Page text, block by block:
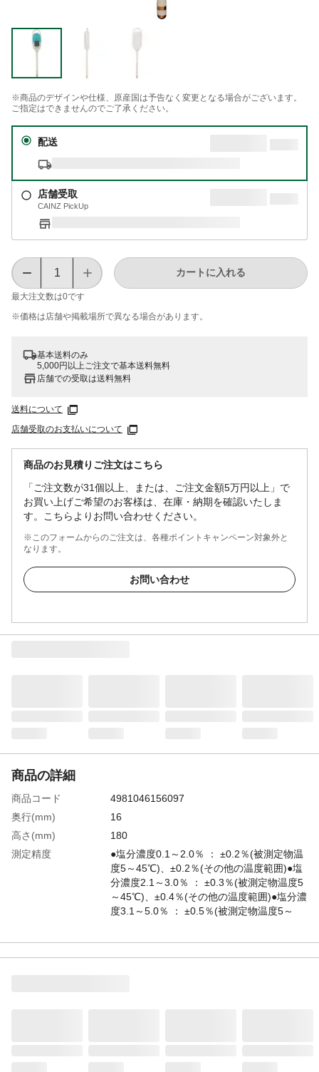
※商品のデザインや仕様、原産国は予告なく変更となる場合がございます。
ご指定はできませんのでご了承ください。
配送
店舗受取
CAINZ PickUp
最大注文数は0です
カートに入れる
※価格は​店舗や​掲載場所で​異なる​場合が​あります。
基本送料のみ
5,000円以上ご注文で基本送料無料
店舗での受取は送料無料
送料について
店舗受取のお支払いについて
商品のお見積りご注文はこちら
「ご注文数が31個以上、または、ご注文金額5万円以上」で
お買い上げご希望のお客様は、在庫・納期を確認いたしま
す。こちらよりお問い合わせください。
※このフォームからのご注文は、各種ポイントキャンペーン対象外と
なります。
お問い合わせ
商品の詳細
商品コード
4981046156097
奥行(mm)
16
高さ(mm)
180
測定精度
●塩分濃度0.1～2.0％ ： ±0.2％(被測定物温
度5～45℃)、±0.2％(その他の温度範囲)●塩
分濃度2.1～3.0％ ： ±0.3％(被測定物温度5
～45℃)、±0.4％(その他の温度範囲)●塩分濃
度3.1～5.0％ ： ±0.5％(被測定物温度5～
測定範囲(%)
0.1～5.0